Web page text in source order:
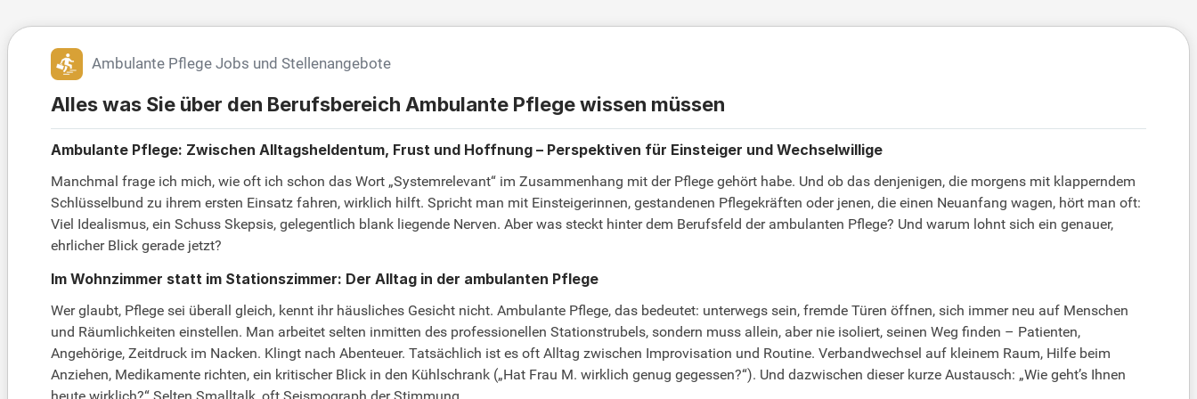
Ambulante Pflege Jobs und Stellenangebote
Alles was Sie über den Berufsbereich Ambulante Pflege wissen müssen
Ambulante Pflege: Zwischen Alltagsheldentum, Frust und Hoffnung – Perspektiven für Einsteiger und Wechselwillige
Manchmal frage ich mich, wie oft ich schon das Wort „Systemrelevant“ im Zusammenhang mit der Pflege gehört habe. Und ob das denjenigen, die morgens mit klapperndem
Schlüsselbund zu ihrem ersten Einsatz fahren, wirklich hilft. Spricht man mit Einsteigerinnen, gestandenen Pflegekräften oder jenen, die einen Neuanfang wagen, hört man oft:
Viel Idealismus, ein Schuss Skepsis, gelegentlich blank liegende Nerven. Aber was steckt hinter dem Berufsfeld der ambulanten Pflege? Und warum lohnt sich ein genauer,
ehrlicher Blick gerade jetzt?
Im Wohnzimmer statt im Stationszimmer: Der Alltag in der ambulanten Pflege
Wer glaubt, Pflege sei überall gleich, kennt ihr häusliches Gesicht nicht. Ambulante Pflege, das bedeutet: unterwegs sein, fremde Türen öffnen, sich immer neu auf Menschen
und Räumlichkeiten einstellen. Man arbeitet selten inmitten des professionellen Stationstrubels, sondern muss allein, aber nie isoliert, seinen Weg finden – Patienten,
Angehörige, Zeitdruck im Nacken. Klingt nach Abenteuer. Tatsächlich ist es oft Alltag zwischen Improvisation und Routine. Verbandwechsel auf kleinem Raum, Hilfe beim
Anziehen, Medikamente richten, ein kritischer Blick in den Kühlschrank („Hat Frau M. wirklich genug gegessen?“). Und dazwischen dieser kurze Austausch: „Wie geht’s Ihnen